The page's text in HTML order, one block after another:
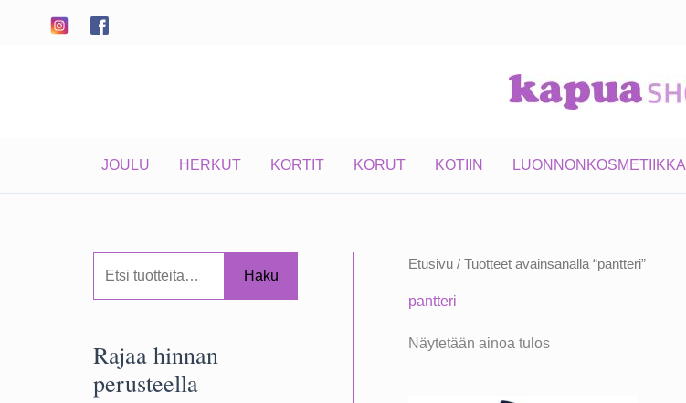
sisältöön
JOULU HERKUT KORTIT KORUT KOTIIN LUONNONKOSMETIIKKA
i
:
Haku
Rajaa hinnan
perusteella
Etusivu / Tuotteet avainsanalla “pantteri”
pantteri
Näytetään ainoa tulos